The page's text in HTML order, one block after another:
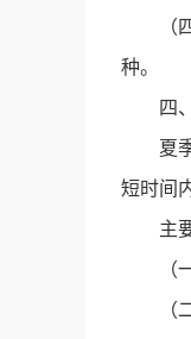
种。
四
夏
短时间
主
（
（